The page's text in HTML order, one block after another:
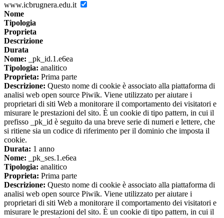
www.icbrugnera.edu.it
Nome
Tipologia
Proprieta
Descrizione
Durata
Nome: _pk_id.1.e6ea
Tipologia: analitico
Proprieta: Prima parte
Descrizione: Questo nome di cookie è associato alla piattaforma di
analisi web open source Piwik. Viene utilizzato per aiutare i
proprietari di siti Web a monitorare il comportamento dei visitatori e
misurare le prestazioni del sito. È un cookie di tipo pattern, in cui il
prefisso _pk_id è seguito da una breve serie di numeri e lettere, che
si ritiene sia un codice di riferimento per il dominio che imposta il
cookie.
Durata: 1 anno
Nome: _pk_ses.1.e6ea
Tipologia: analitico
Proprieta: Prima parte
Descrizione: Questo nome di cookie è associato alla piattaforma di
analisi web open source Piwik. Viene utilizzato per aiutare i
proprietari di siti Web a monitorare il comportamento dei visitatori e
misurare le prestazioni del sito. È un cookie di tipo pattern, in cui il